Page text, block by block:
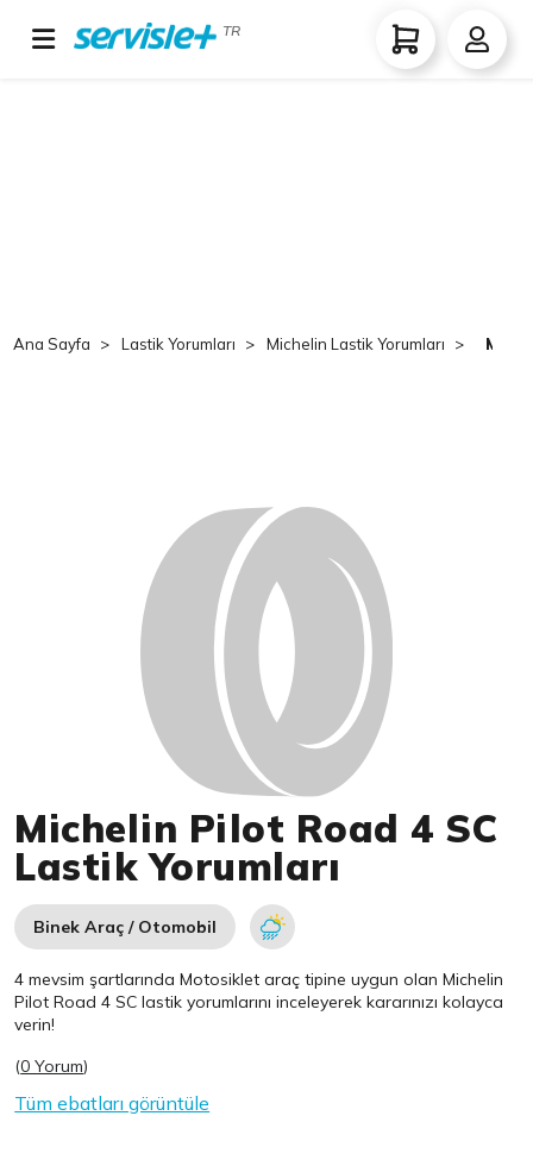
TR
Ana Sayfa Lastik Yorumları Michelin Lastik Yorumları
Michelin Pilot Road 4 SC
Lastik Yorumları
Binek Araç / Otomobil
4 mevsim şartlarında Motosiklet araç tipine uygun olanMichelin
Pilot Road 4 SC lastik yorumlarını inceleyerek kararınızı kolayca
verin!
(0 Yorum)
Tüm ebatları görüntüle